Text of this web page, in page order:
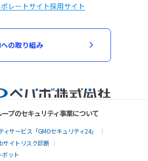
レートサイト採用サイト
の取り組み
プのセキュリティ事業について
サービス「GMOセキュリティ24」
サイトリスク診断
ボット